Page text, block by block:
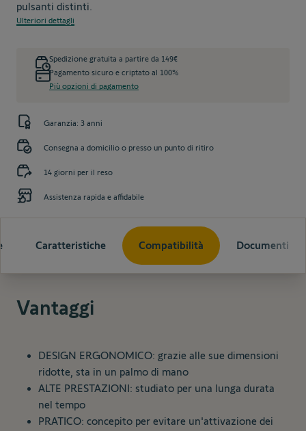
pulsanti distinti.
Ulteriori dettagli
Spedizione gratuita a partire da 149€
Pagamento sicuro e criptato al 100%
Più opzioni di pagamento
Garanzia: 3 anni
Consegna a domicilio o presso un punto di ritiro
14 giorni per il reso
Assistenza rapida e affidabile
Caratteristiche Compatibilità Documenti
Vantaggi
DESIGN ERGONOMICO: grazie alle sue dimensioni
ridotte, sta in un palmo di mano
ALTE PRESTAZIONI: studiato per una lunga durata
nel tempo
PRATICO: concepito per evitare un'attivazione dei